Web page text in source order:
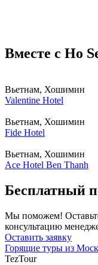
Вместе с Ho
Вьетнам, Хошимин
Valentine Hotel
Вьетнам, Хошимин
Fide Hotel
Вьетнам, Хошимин
Ace Hotel Ben Thanh
Бесплатный
Мы поможем!
консультацию
Оставить заявку
Горящие туры из
TezTour